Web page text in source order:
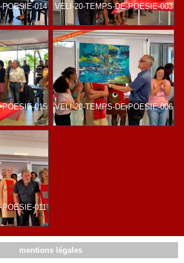
014 VELI-20-TEMPS-DE-POESIE-003
POESIE-015 VELI-20-TEMPS-DE-POESIE-006
011
mentions légales